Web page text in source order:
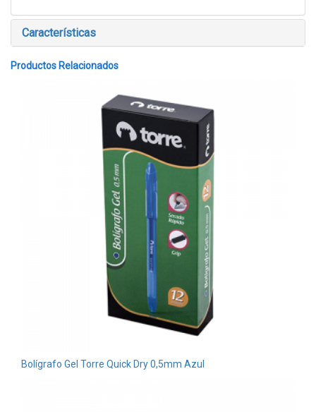
Características
Productos Relacionados
Bolígrafo Gel Torre Quick Dry 0,5mm Azul